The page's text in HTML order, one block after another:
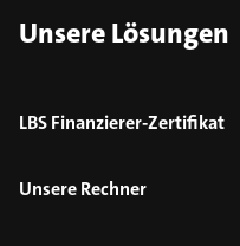
Unsere Lösungen
LBS Finanzierer-Zertifikat
Unsere Rechner